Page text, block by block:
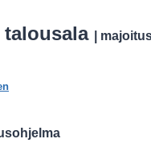
talousala |